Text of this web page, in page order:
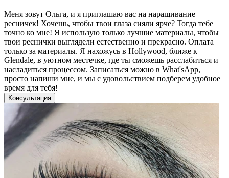
Меня зовут Ольга, и я приглашаю вас на наращивание
ресничек! Хочешь, чтобы твои глаза сияли ярче? Тогда тебе
точно ко мне! Я использую только лучшие материалы, чтобы
твои реснички выглядели естественно и прекрасно. Оплата
только за материалы. Я нахожусь в Hollywood, ближе к
Glendale, в уютном местечке, где ты сможешь расслабиться и
насладиться процессом. Записаться можно в What'sApp,
просто напиши мне, и мы с удовольствием подберем удобное
время для тебя!
Консультация